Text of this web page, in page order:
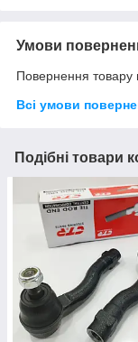
Умови
Повернення товару
Всі умови
Подібні товари